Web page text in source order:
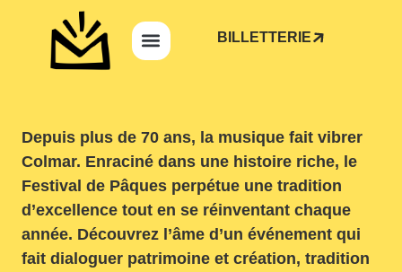
BILLETTERIE
Depuis plus de 70 ans, la musique fait vibrer
Colmar. Enraciné dans une histoire riche, le
Festival de Pâques perpétue une tradition
d’excellence tout en se réinventant chaque
année. Découvrez l’âme d’un événement qui
fait dialoguer patrimoine et création, tradition